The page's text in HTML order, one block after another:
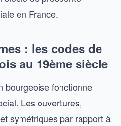
en France.
: les codes de
au 19ème siècle
bourgeoise fonctionne
Les ouvertures,
symétriques par rapport à